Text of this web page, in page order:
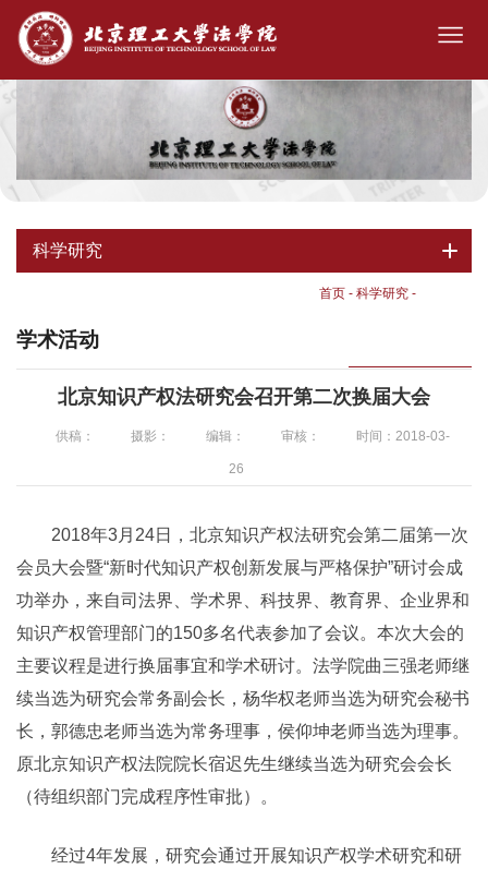
科学研究
首页 - 科学研究 -
学术活动
北京知识产权法研究会召开第二次换届大会
供稿： 摄影： 编辑： 审核： 时间：2018-03-
26
2018年3月24日，北京知识产权法研究会第二届第一次
会员大会暨“新时代知识产权创新发展与严格保护”研讨会成
功举办，来自司法界、学术界、科技界、教育界、企业界和
知识产权管理部门的150多名代表参加了会议。本次大会的
主要议程是进行换届事宜和学术研讨。法学院曲三强老师继
续当选为研究会常务副会长，杨华权老师当选为研究会秘书
长，郭德忠老师当选为常务理事，侯仰坤老师当选为理事。
原北京知识产权法院院长宿迟先生继续当选为研究会会长
（待组织部门完成程序性审批）。
经过4年发展，研究会通过开展知识产权学术研究和研